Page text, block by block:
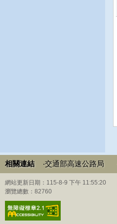
相關連結 ‧交通部高速公路局
網站更新日期：115-8-9 下午 11:55:20
瀏覽總數：82760